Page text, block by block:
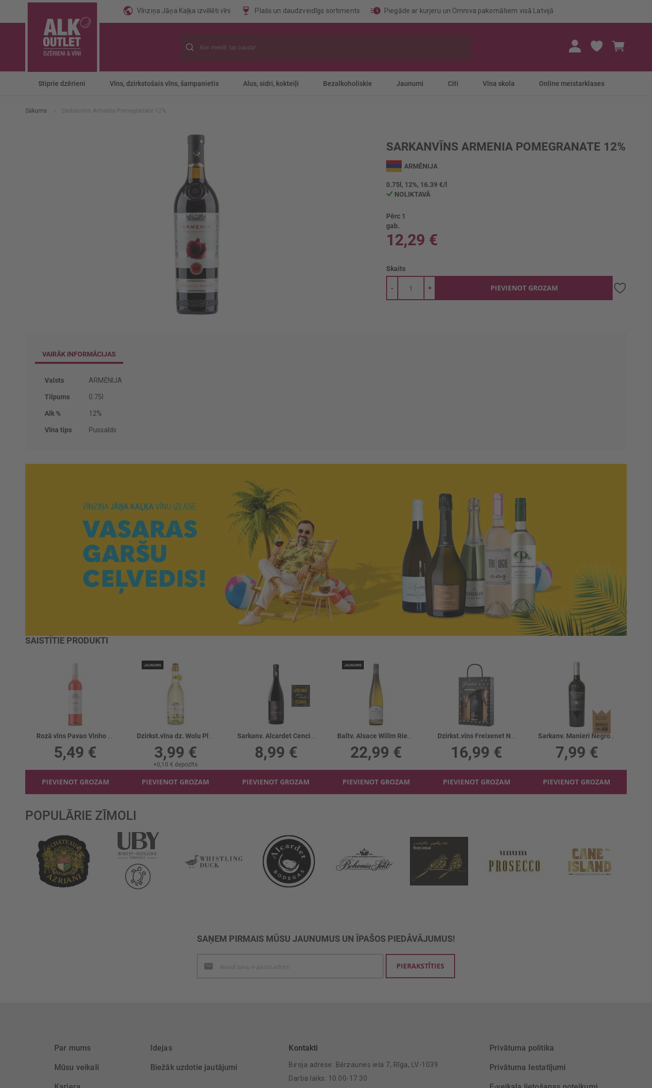
Vīnziņa Jāņa Kaļķa izvēlēti vīni Plašs un daudzveidīgs sortiments Piegāde ar kurjeru un Omniva pakomātiem visā Latvijā
Stiprie dzērieni Vīns, dzirkstošais vīns, šampanietis Alus, sidri, kokteiļi Bezalkoholiskie Jaunumi Citi Vīna skola Online meistarklases
Sākums Sarkanvīns Armenia Pomegranate 12%
SARKANVĪNS ARMENIA POMEGRANATE 12%
sākumu
ARMĒNIJA
0.75l, 12%, 16.39 €/l
NOLIKTAVĀ
Pērc 1
gab.
12,29 €
Skaits
+
- PIEVIENOT GROZAM
VAIRĀK INFORMĀCIJAS
Vairāk
Valsts ARMĒNIJA
Tilpums 0.75l
Alk % 12%
Vīna tips Pussalds
SAISTĪTIE PRODUKTI
Rozā vīns Pavao Vinho Verde 10%
5,49 €
PIEVIENOT GROZAM
Dzirkst.vīna dz. Wolu Plūme 6%
3,99 €
+0,10 € depozīts
PIEVIENOT GROZAM
Sarkanv. Alcardet Cencibel 12 Meses 13.5%
8,99 €
PIEVIENOT GROZAM
Baltv. Alsace Willm Riesling Grand Cr. 13.5%
22,99 €
PIEVIENOT GROZAM
Dzirkst.vīns Freixenet Negro Brut 11.5%+2gl.
16,99 €
PIEVIENOT GROZAM
Sarkanv. Manieri Negroamaro Primitivo 13.5%
7,99 €
PIEVIENOT GROZAM
POPULĀRIE ZĪMOLI
SAŅEM PIRMAIS MŪSU JAUNUMUS UN ĪPAŠOS PIEDĀVĀJUMUS!
jaunumu
saņemšanai:
PIERAKSTĪTIES
Par mums
Mūsu veikali
Idejas
Biežāk uzdotie jautājumi
Kontakti
Biroja adrese: Bērzaunes iela 7, Rīga, LV-1039
Darba laiks: 10.00-17.30
Privātuma politika
Privātuma Iestatījumi